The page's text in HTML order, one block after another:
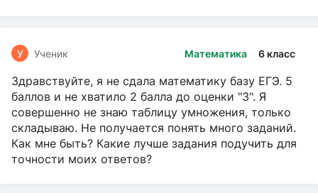
Математика 6 класс
У Ученик
Здравствуйте, я не сдала математику базу ЕГЭ. 5
баллов и не хватило 2 балла до оценки "3". Я
совершенно не знаю таблицу умножения, только
складываю. Не получается понять много заданий.
Как мне быть? Какие лучше задания подучить для
точности моих ответов?